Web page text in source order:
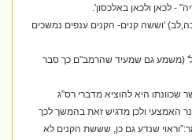
'וששה קנים- הקנים ענפים נמשכים
(משמע גם שמעיד שהרמב"ם כך סבר
היא להוציא מדברי רס”ג
האמצעי ולכן מדגיש זאת בהמשך לכך
שנדע גם כן, שששת הקנים לא